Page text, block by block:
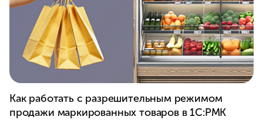
Как работать с разрешительным режимом
продажи маркированных товаров в 1С:РМК